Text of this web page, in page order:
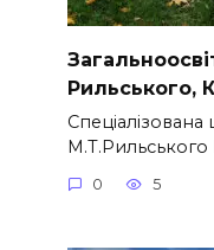
Рильського,
М.Т.Рильського
0 5